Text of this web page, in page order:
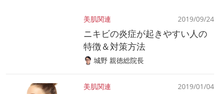
美肌関連 2019/09/24
ニキビの炎症が起きやすい人の
特徴＆対策方法
城野 親徳総院長
美肌関連 2019/01/04